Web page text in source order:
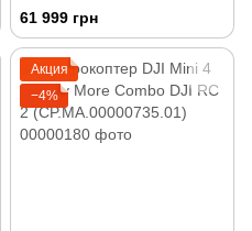
(CP.MA.00000554.01)
61 999 грн
Акция
−4%